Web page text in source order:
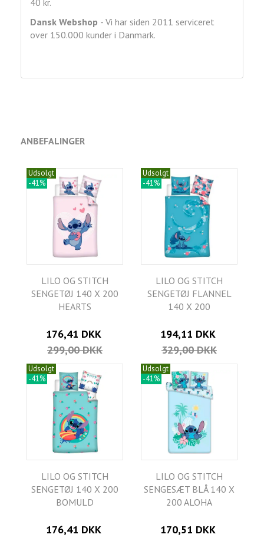
40 kr.
Dansk Webshop - Vi har siden 2011 serviceret
over 150.000 kunder i Danmark.
ANBEFALINGER
Udsolgt
-41%
LILO OG STITCH
SENGETØJ 140 X 200
HEARTS
176,41 DKK
299,00 DKK
Udsolgt
-41%
LILO OG STITCH
SENGETØJ FLANNEL
140 X 200
194,11 DKK
329,00 DKK
Udsolgt
-41%
LILO OG STITCH
SENGETØJ 140 X 200
BOMULD
176,41 DKK
Udsolgt
-41%
LILO OG STITCH
SENGESÆT BLÅ 140 X
200 ALOHA
170,51 DKK